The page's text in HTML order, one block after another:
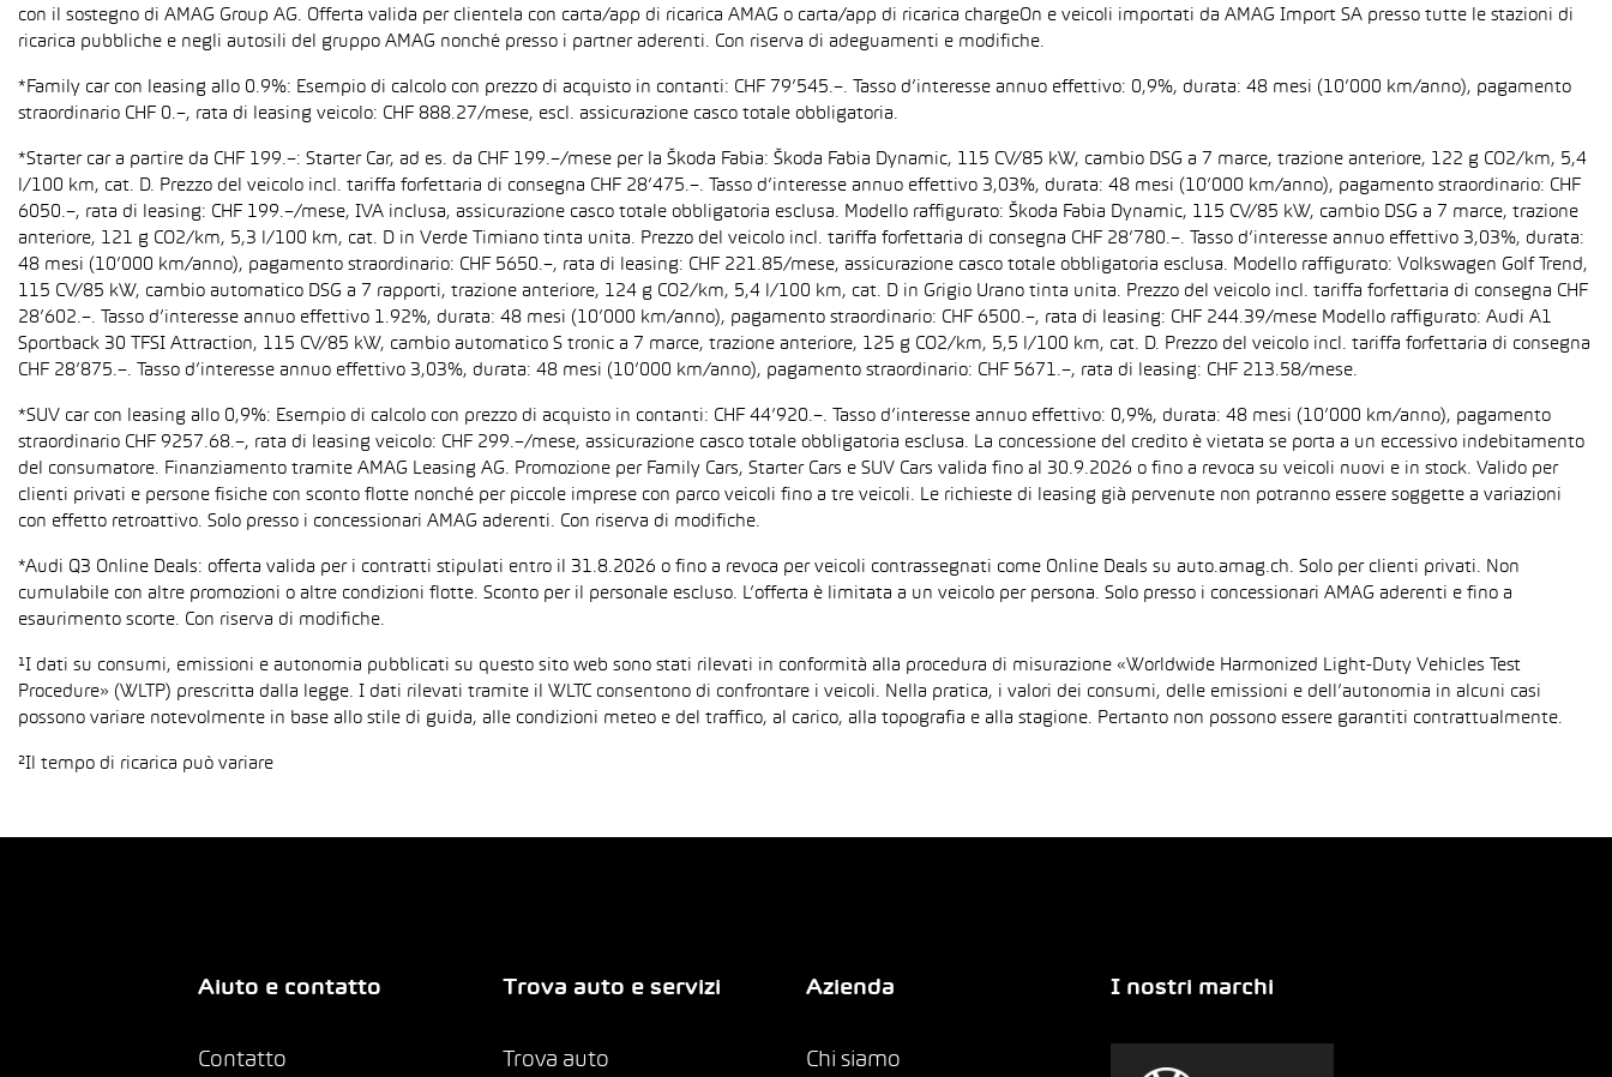
con il sostegno di AMAG Group AG. Offerta valida per clientela con carta/app di ricarica AMAG o carta/app di ricarica chargeOn e veicoli importati da AMAG Import SA presso tutte le stazioni di
ricarica pubbliche e negli autosili del gruppo AMAG nonché presso i partner aderenti. Con riserva di adeguamenti e modifiche.
*Family car con leasing allo 0.9%: Esempio di calcolo con prezzo di acquisto in contanti: CHF 79’545.–. Tasso d’interesse annuo effettivo: 0,9%, durata: 48 mesi (10’000 km/anno), pagamento
straordinario CHF 0.–, rata di leasing veicolo: CHF 888.27/mese, escl. assicurazione casco totale obbligatoria.
*Starter car a partire da CHF 199.–: Starter Car, ad es. da CHF 199.–/mese per la Škoda Fabia: Škoda Fabia Dynamic, 115 CV/85 kW, cambio DSG a 7 marce, trazione anteriore, 122 g CO2/km, 5,4
l/100 km, cat. D. Prezzo del veicolo incl. tariffa forfettaria di consegna CHF 28’475.–. Tasso d’interesse annuo effettivo 3,03%, durata: 48 mesi (10’000 km/anno), pagamento straordinario: CHF
6050.–, rata di leasing: CHF 199.–/mese, IVA inclusa, assicurazione casco totale obbligatoria esclusa. Modello raffigurato: Škoda Fabia Dynamic, 115 CV/85 kW, cambio DSG a 7 marce, trazione
anteriore, 121 g CO2/km, 5,3 l/100 km, cat. D in Verde Timiano tinta unita. Prezzo del veicolo incl. tariffa forfettaria di consegna CHF 28’780.–. Tasso d’interesse annuo effettivo 3,03%, durata:
48 mesi (10’000 km/anno), pagamento straordinario: CHF 5650.–, rata di leasing: CHF 221.85/mese, assicurazione casco totale obbligatoria esclusa. Modello raffigurato: Volkswagen Golf Trend,
115 CV/85 kW, cambio automatico DSG a 7 rapporti, trazione anteriore, 124 g CO2/km, 5,4 l/100 km, cat. D in Grigio Urano tinta unita. Prezzo del veicolo incl. tariffa forfettaria di consegna CHF
28’602.–. Tasso d’interesse annuo effettivo 1.92%, durata: 48 mesi (10’000 km/anno), pagamento straordinario: CHF 6500.–, rata di leasing: CHF 244.39/mese Modello raffigurato: Audi A1
Sportback 30 TFSI Attraction, 115 CV/85 kW, cambio automatico S tronic a 7 marce, trazione anteriore, 125 g CO2/km, 5,5 l/100 km, cat. D. Prezzo del veicolo incl. tariffa forfettaria di consegna
CHF 28’875.–. Tasso d’interesse annuo effettivo 3,03%, durata: 48 mesi (10’000 km/anno), pagamento straordinario: CHF 5671.–, rata di leasing: CHF 213.58/mese.
*SUV car con leasing allo 0,9%: Esempio di calcolo con prezzo di acquisto in contanti: CHF 44’920.–. Tasso d’interesse annuo effettivo: 0,9%, durata: 48 mesi (10’000 km/anno), pagamento
straordinario CHF 9257.68.–, rata di leasing veicolo: CHF 299.–/mese, assicurazione casco totale obbligatoria esclusa. La concessione del credito è vietata se porta a un eccessivo indebitamento
del consumatore. Finanziamento tramite AMAG Leasing AG. Promozione per Family Cars, Starter Cars e SUV Cars valida fino al 30.9.2026 o fino a revoca su veicoli nuovi e in stock. Valido per
clienti privati e persone fisiche con sconto flotte nonché per piccole imprese con parco veicoli fino a tre veicoli. Le richieste di leasing già pervenute non potranno essere soggette a variazioni
con effetto retroattivo. Solo presso i concessionari AMAG aderenti. Con riserva di modifiche.
*Audi Q3 Online Deals: offerta valida per i contratti stipulati entro il 31.8.2026 o fino a revoca per veicoli contrassegnati come Online Deals su auto.amag.ch. Solo per clienti privati. Non
cumulabile con altre promozioni o altre condizioni flotte. Sconto per il personale escluso. L’offerta è limitata a un veicolo per persona. Solo presso i concessionari AMAG aderenti e fino a
esaurimento scorte. Con riserva di modifiche.
¹I dati su consumi, emissioni e autonomia pubblicati su questo sito web sono stati rilevati in conformità alla procedura di misurazione «Worldwide Harmonized Light-Duty Vehicles Test
Procedure» (WLTP) prescritta dalla legge. I dati rilevati tramite il WLTC consentono di confrontare i veicoli. Nella pratica, i valori dei consumi, delle emissioni e dell’autonomia in alcuni casi
possono variare notevolmente in base allo stile di guida, alle condizioni meteo e del traffico, al carico, alla topografia e alla stagione. Pertanto non possono essere garantiti contrattualmente.
²Il tempo di ricarica può variare
Aiuto e contatto
Contatto
Trova auto e servizi
Trova auto
Azienda
Chi siamo
I nostri marchi